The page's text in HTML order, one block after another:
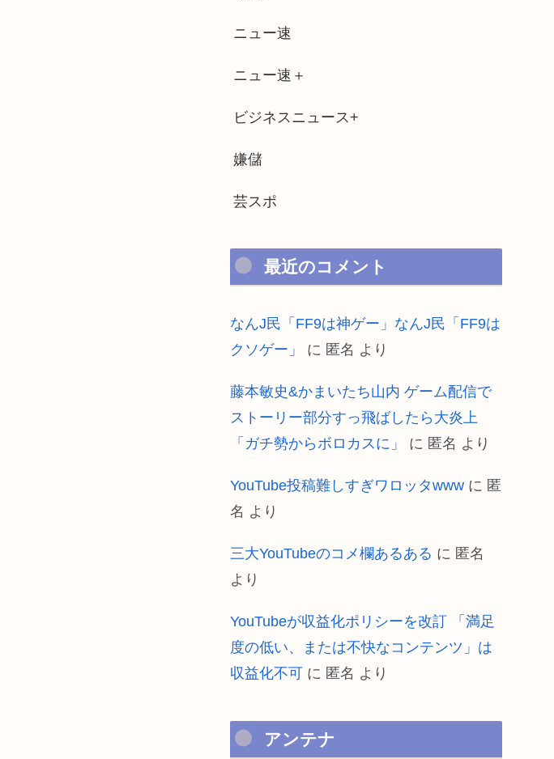
ニュー速
ニュー速＋
ビジネスニュース+
嫌儲
芸スポ
最近のコメント
なんJ民「FF9は神ゲー」なんJ民「FF9は
クソゲー」
に 匿名 より
藤本敏史&かまいたち山内 ゲーム配信で
ストーリー部分すっ飛ばしたら大炎上
「ガチ勢からボロカスに」
に 匿名 より
YouTube投稿難しすぎワロッタwww に 匿
名 より
三大YouTubeのコメ欄あるある に 匿名
より
YouTubeが収益化ポリシーを改訂 「満足
度の低い、または不快なコンテンツ」は
収益化不可 に 匿名 より
アンテナ